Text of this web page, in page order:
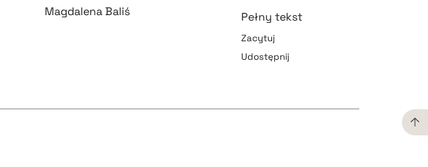
Magdalena Baliś Pełny tekst
Zacytuj
Udostępnij